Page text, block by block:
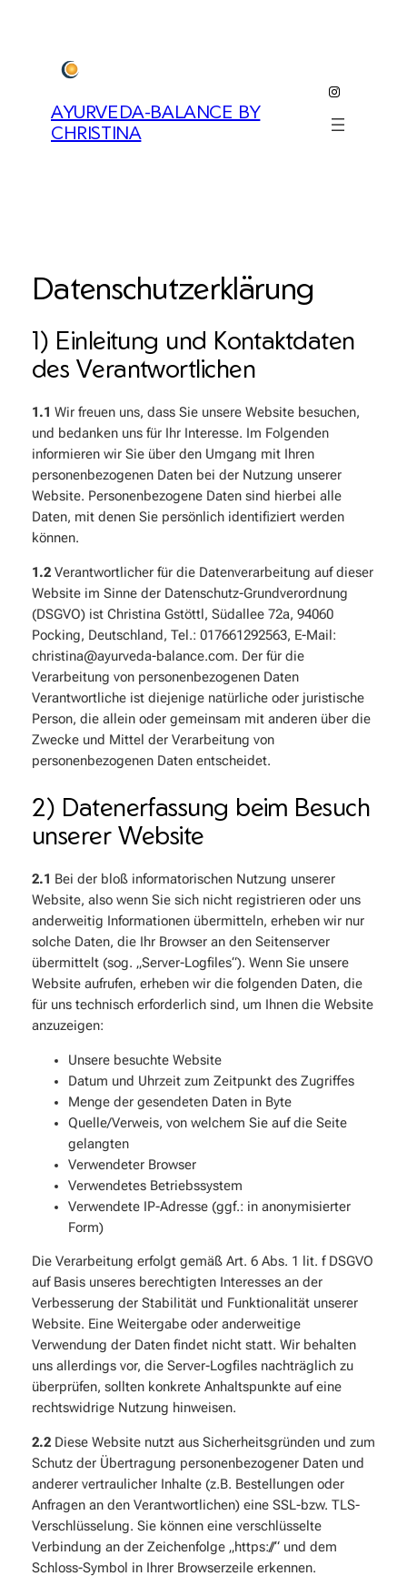
AYURVEDA-BALANCE BY
CHRISTINA
Instagram
Datenschutzerklärung
1) Einleitung und Kontaktdaten
des Verantwortlichen
1.1 Wir freuen uns, dass Sie unsere Website besuchen,
und bedanken uns für Ihr Interesse. Im Folgenden
informieren wir Sie über den Umgang mit Ihren
personenbezogenen Daten bei der Nutzung unserer
Website. Personenbezogene Daten sind hierbei alle
Daten, mit denen Sie persönlich identifiziert werden
können.
1.2Verantwortlicher für die Datenverarbeitung auf dieser
Website im Sinne der Datenschutz-Grundverordnung
(DSGVO) ist Christina Gstöttl, Südallee 72a, 94060
Pocking, Deutschland, Tel.: 017661292563, E-Mail:
christina@ayurveda-balance.com. Der für die
Verarbeitung von personenbezogenen Daten
Verantwortliche ist diejenige natürliche oder juristische
Person, die allein oder gemeinsam mit anderen über die
Zwecke und Mittel der Verarbeitung von
personenbezogenen Daten entscheidet.
2) Datenerfassung beim Besuch
unserer Website
2.1 Bei der bloß informatorischen Nutzung unserer
Website, also wenn Sie sich nicht registrieren oder uns
anderweitig Informationen übermitteln, erheben wir nur
solche Daten, die Ihr Browser an den Seitenserver
übermittelt (sog. „Server-Logfiles“). Wenn Sie unsere
Website aufrufen, erheben wir die folgenden Daten, die
für uns technisch erforderlich sind, um Ihnen die Website
anzuzeigen:
Unsere besuchte Website
Datum und Uhrzeit zum Zeitpunkt des Zugriffes
Menge der gesendeten Daten in Byte
Quelle/Verweis, von welchem Sie auf die Seite
gelangten
Verwendeter Browser
Verwendetes Betriebssystem
Verwendete IP-Adresse (ggf.: in anonymisierter
Form)
Die Verarbeitung erfolgt gemäß Art. 6 Abs. 1 lit. f DSGVO
auf Basis unseres berechtigten Interesses an der
Verbesserung der Stabilität und Funktionalität unserer
Website. Eine Weitergabe oder anderweitige
Verwendung der Daten findet nicht statt. Wir behalten
uns allerdings vor, die Server-Logfiles nachträglich zu
überprüfen, sollten konkrete Anhaltspunkte auf eine
rechtswidrige Nutzung hinweisen.
2.2Diese Website nutzt aus Sicherheitsgründen und zum
Schutz der Übertragung personenbezogener Daten und
anderer vertraulicher Inhalte (z.B. Bestellungen oder
Anfragen an den Verantwortlichen) eine SSL-bzw. TLS-
Verschlüsselung. Sie können eine verschlüsselte
Verbindung an der Zeichenfolge „https://“ und dem
Schloss-Symbol in Ihrer Browserzeile erkennen.